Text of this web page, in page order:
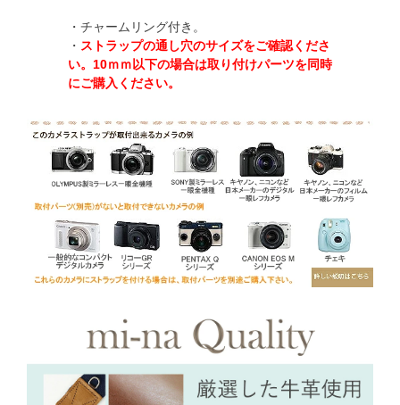
・チャームリング付き。
・ ストラップの通し穴のサイズをご確認くださ
い。10ｍｍ以下の場合は取り付けパーツを同時
にご購入ください。